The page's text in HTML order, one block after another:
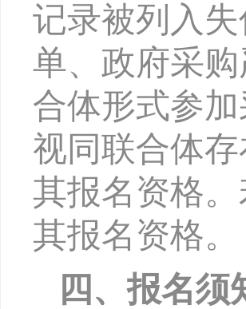
记录被列入
单、政府采
合体形式参
视同联合体
其报名资格
其报名资格。
四、报名须